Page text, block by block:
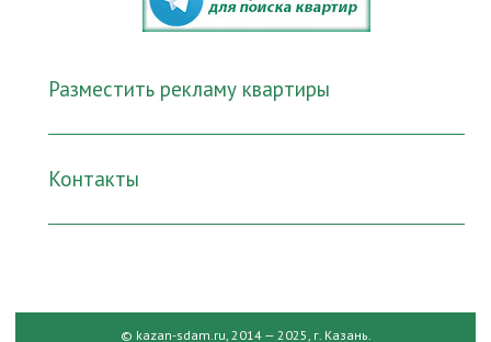
Разместить рекламу квартиры
Контакты
© kazan-sdam.ru, 2014 — 2025, г. Казань.